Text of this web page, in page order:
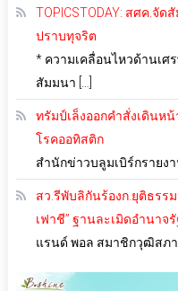
TOPICSTODAY: สศค.จั
ปราบทุจริต
* ความเคลื่อนไหวด้านเศ
สัมมนา […]
ทรัมป์เล็งออกคำสั่งเดินห
โรคออทิสติก
สำนักข่าวบลูมเบิร์กรายง
สว.รีพับลิกันร้องก.ยุติธรร
เฟาชี” ฐานละเมิดอำนาจ
แรนด์ พอล สมาชิกวุฒิสภา